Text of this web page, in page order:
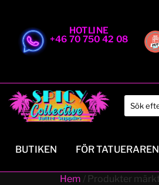
HOTLINE
+46 70 750 42 08
BUTIKEN FÖR TATUERAREN
Hem / Produkter